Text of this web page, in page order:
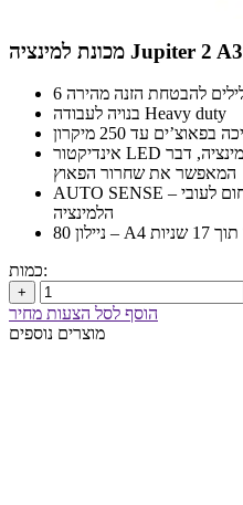
מכונת למינציה Jupiter 2 A3
בנויה לעבודה Heavy duty
אינדיקטור LED המתריע על הזנה שגויה ועוצר את הלמינציה, דבר
המאפשר את שחרור הפאוץ
AUTO SENSE – חיישן מיוחד המתאים את החום לעובי
כמות:
+
הוסף לסל הצעות מחיר
מוצרים נוספים